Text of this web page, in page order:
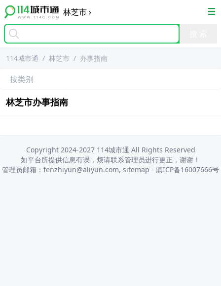
林芝市›
114城市通 / 林芝市 / 办事指南
按类别
林芝市办事指南
Copyright 2024-2027 114城市通 All Rights Reserved
如平台所提供信息有误，烦请联系管理员进行更正，谢谢！
管理员邮箱：fenzhiyun@aliyun.com, sitemap - 滇ICP备16007666号